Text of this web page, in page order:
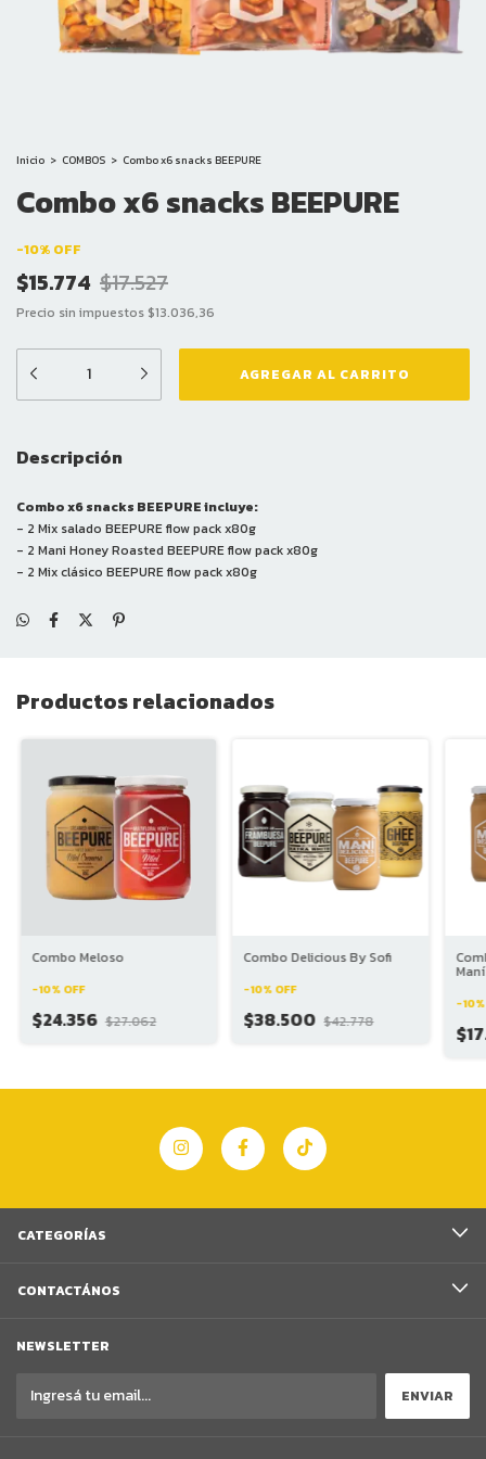
Inicio > COMBOS > Combo x6 snacks BEEPURE
Combo x6 snacks BEEPURE
-10% OFF
$15.774 $17.527
Precio sin impuestos $13.036,36
Descripción
Combo x6 snacks BEEPURE incluye:
- 2 Mix salado BEEPURE flow pack x80g
- 2 Mani Honey Roasted BEEPURE flow pack x80g
- 2 Mix clásico BEEPURE flow pack x80g
Productos relacionados
Combo Meloso
-10% OFF
$24.356 $27.062
Combo Delicious By Sofi
-10% OFF
$38.500 $42.778
-10
CATEGORÍAS
CONTACTÁNOS
NEWSLETTER